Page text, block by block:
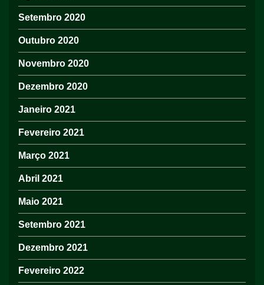
Setembro 2020
Outubro 2020
Novembro 2020
Dezembro 2020
Janeiro 2021
Fevereiro 2021
Março 2021
Abril 2021
Maio 2021
Setembro 2021
Dezembro 2021
Fevereiro 2022